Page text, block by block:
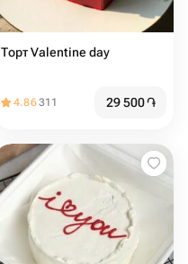
Торт Valentine day
4.86311 29 500֏